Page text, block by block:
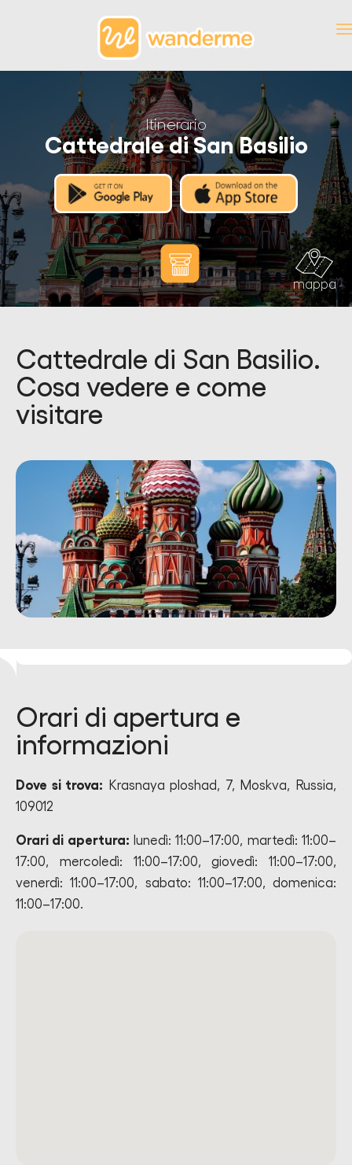
Itinerario
Cattedrale di San Basilio
mappa
Cattedrale di San Basilio.
Cosa vedere e come
visitare
Orari di apertura e
informazioni
Dove si trova: Krasnaya ploshad, 7, Moskva, Russia,
109012
Orari di apertura: lunedì: 11:00–17:00, martedì: 11:00–
17:00, mercoledì: 11:00–17:00, giovedì: 11:00–17:00,
venerdì: 11:00–17:00, sabato: 11:00–17:00, domenica:
11:00–17:00.